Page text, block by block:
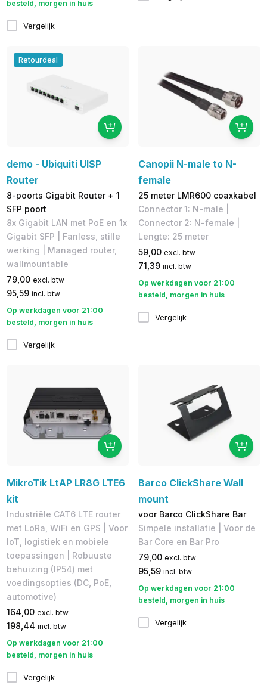
besteld, morgen in huis
Vergelijk
Retourdeal
demo - Ubiquiti UISP
Router
8-poorts Gigabit Router + 1
SFP poort
8x Gigabit LAN met PoE en 1x
Gigabit SFP | Fanless, stille
werking | ​Managed router,
wallmountable
79,00 excl. btw
95,59 incl. btw
Op werkdagen voor 21:00
besteld, morgen in huis
Vergelijk
Canopii N-male to N-
female
25 meter LMR600 coaxkabel
Connector 1: N-male |
Connector 2: N-female |
Lengte: 25 meter
59,00 excl. btw
71,39 incl. btw
Op werkdagen voor 21:00
besteld, morgen in huis
Vergelijk
MikroTik LtAP LR8G LTE6
kit
Industriële CAT6 LTE router
met LoRa, WiFi en GPS | Voor
IoT, logistiek en mobiele
toepassingen | Robuuste
behuizing (IP54) met
voedingsopties (DC, PoE,
automotive)
164,00 excl. btw
198,44 incl. btw
Op werkdagen voor 21:00
besteld, morgen in huis
Vergelijk
Barco ClickShare Wall
mount
voor Barco ClickShare Bar
Simpele installatie | Voor de
Bar Core en Bar Pro
79,00 excl. btw
95,59 incl. btw
Op werkdagen voor 21:00
besteld, morgen in huis
Vergelijk